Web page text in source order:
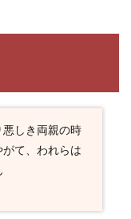
しき両親の時
て、われらは